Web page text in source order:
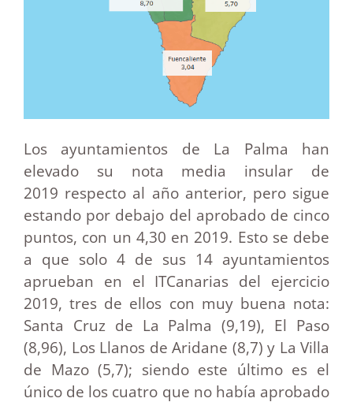
Los ayuntamientos de La Palma han
elevado su nota media insular de
2019 respecto al año anterior, pero sigue
estando por debajo del aprobado de cinco
puntos, con un 4,30 en 2019. Esto se debe
a que solo 4 de sus 14 ayuntamientos
aprueban en el ITCanarias del ejercicio
2019, tres de ellos con muy buena nota:
Santa Cruz de La Palma (9,19), El Paso
(8,96), Los Llanos de Aridane (8,7) y La Villa
de Mazo (5,7); siendo este último es el
único de los cuatro que no había aprobado